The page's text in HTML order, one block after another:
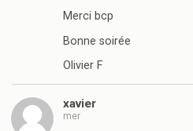
Merci bcp
Bonne soirée
Olivier F
xavier
mer